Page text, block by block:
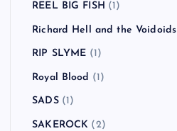
REEL BIG FISH (1)
Richard Hell and the Voidoids
RIP SLYME (1)
Royal Blood (1)
SADS(1)
SAKEROCK (2)